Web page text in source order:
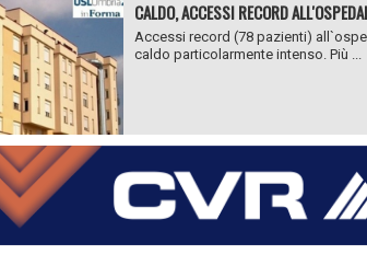
CALDO, ACCESSI RECORD
Accessi record (78 pazienti)
caldo particolarmente intenso. Più ...